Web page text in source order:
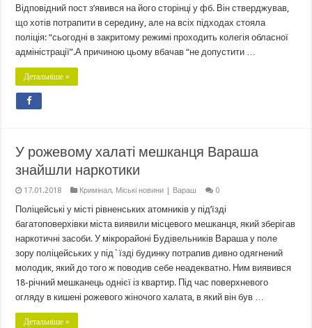
Відповідний пост з’явився на його сторінці у фб. Він стверджував,
що хотів потрапити в середину, але на всіх підходах стояла
поліція: “сьогодні в закритому режимі проходить колегія обласної
адміністрації”.А причиною цьому вбачав “не допустити …
Детальніше »
У рожевому халаті мешканця Вараша
знайшли наркотики
17.01.2018 Кримінал, Міські новини | Вараш 0
Поліцейські у місті рівненських атомників у під’їзді
багатоповерхівки міста виявили місцевого мешканця, який зберігав
наркотичні засоби. У мікрорайоні Будівельників Вараша у поле
зору поліцейських у під`їзді будинку потрапив дивно одягнений
молодик, який до того ж поводив себе неадекватно. Ним виявився
18-річний мешканець однієї із квартир. Під час поверхневого
огляду в кишені рожевого жіночого халата, в який він був …
Детальніше »